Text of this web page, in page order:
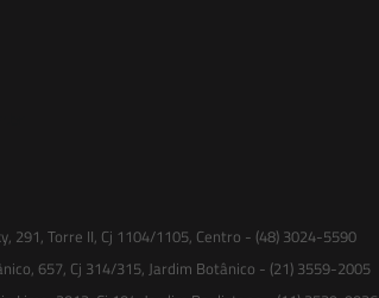
291, Torre II, Cj 1104/1105, Centro - (48) 3024-5590
657, Cj 314/315, Jardim Botânico - (21) 3559-2005